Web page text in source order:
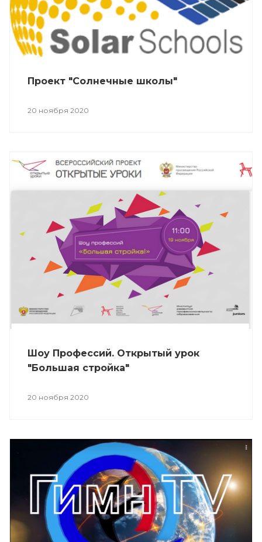
Проект "Солнечные школы"
20 ноября 2020
Шоу Профессий. Открытый урок
"Большая стройка"
20 ноября 2020